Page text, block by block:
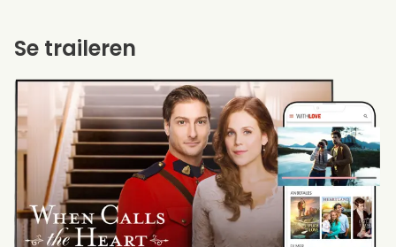
Se traileren